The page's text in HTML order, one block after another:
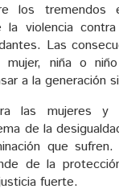
los
la violencia
Las
niña o
a la generación
las mujeres
de la
que
de la
fuerte.